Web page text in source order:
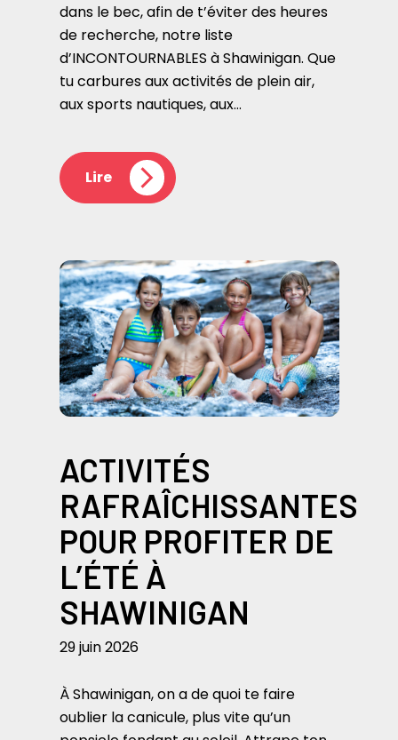
dans le bec, afin de t’éviter des heures
de recherche, notre liste
d’INCONTOURNABLES à Shawinigan. Que
tu carbures aux activités de plein air,
aux sports nautiques, aux…
Lire
ACTIVITÉS
RAFRAÎCHISSANTES
POUR PROFITER DE
L’ÉTÉ À
SHAWINIGAN
29 juin 2026
À Shawinigan, on a de quoi te faire
oublier la canicule, plus vite qu’un